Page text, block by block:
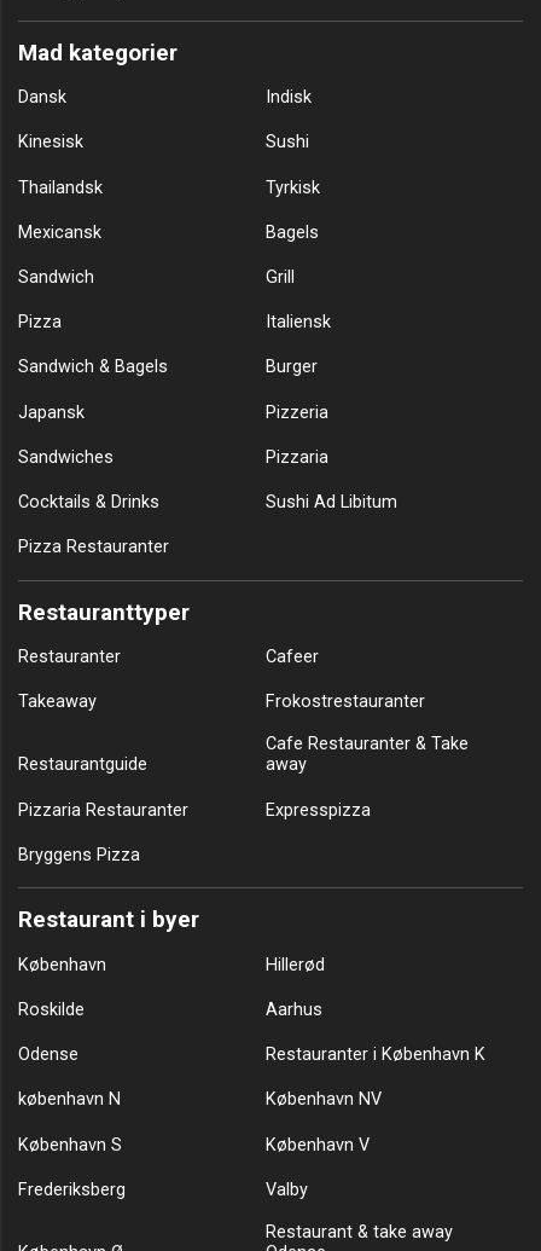
Mad kategorier
Dansk Indisk
Kinesisk Sushi
Thailandsk Tyrkisk
Mexicansk Bagels
Sandwich Grill
Pizza Italiensk
Sandwich & Bagels Burger
Japansk Pizzeria
Sandwiches Pizzaria
Cocktails & Drinks Sushi Ad Libitum
Pizza Restauranter
Restauranttyper
Restauranter Cafeer
Takeaway Frokostrestauranter
Restaurantguide
Cafe Restauranter & Take
away
Pizzaria Restauranter Expresspizza
Bryggens Pizza
Restaurant i byer
København Hillerød
Roskilde Aarhus
Odense Restauranter i København K
københavn N København NV
København S København V
Frederiksberg Valby
Restaurant & take away